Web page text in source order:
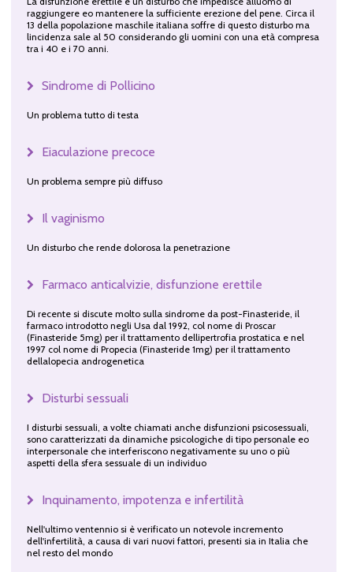
raggiungere eo mantenere la sufficiente erezione del pene. Circa il
13 della popolazione maschile italiana soffre di questo disturbo ma
lincidenza sale al 50 considerando gli uomini con una età compresa
tra i 40 e i 70 anni.
Sindrome di Pollicino
Un problema tutto di testa
Eiaculazione precoce
Un problema sempre più diffuso
Il vaginismo
Un disturbo che rende dolorosa la penetrazione
Farmaco anticalvizie, disfunzione erettile
Di recente si discute molto sulla sindrome da post-Finasteride, il
farmaco introdotto negli Usa dal 1992, col nome di Proscar
(Finasteride 5mg) per il trattamento dellipertrofia prostatica e nel
1997 col nome di Propecia (Finasteride 1mg) per il trattamento
dellalopecia androgenetica
Disturbi sessuali
I disturbi sessuali, a volte chiamati anche disfunzioni psicosessuali,
sono caratterizzati da dinamiche psicologiche di tipo personale eo
interpersonale che interferiscono negativamente su uno o più
aspetti della sfera sessuale di un individuo
Inquinamento, impotenza e infertilità
Nell'ultimo ventennio si è verificato un notevole incremento
dell'infertilità, a causa di vari nuovi fattori, presenti sia in Italia che
nel resto del mondo